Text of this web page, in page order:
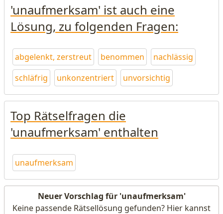
'unaufmerksam' ist auch eine
Lösung, zu folgenden Fragen:
abgelenkt, zerstreut benommen
nachlässig
schläfrig
unkonzentriert unvorsichtig
Top Rätselfragen die
'unaufmerksam' enthalten
unaufmerksam
Neuer Vorschlag für 'unaufmerksam'
Keine passende Rätsellösung gefunden? Hier kannst